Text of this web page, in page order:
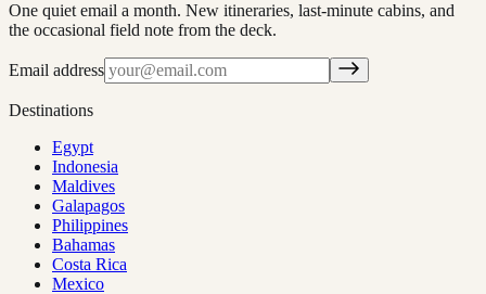
One quiet email a month. New itineraries, last-minute cabins, and
the occasional field note from the deck.
Email address
Destinations
Egypt
Indonesia
Maldives
Galapagos
Philippines
Bahamas
Costa Rica
Mexico